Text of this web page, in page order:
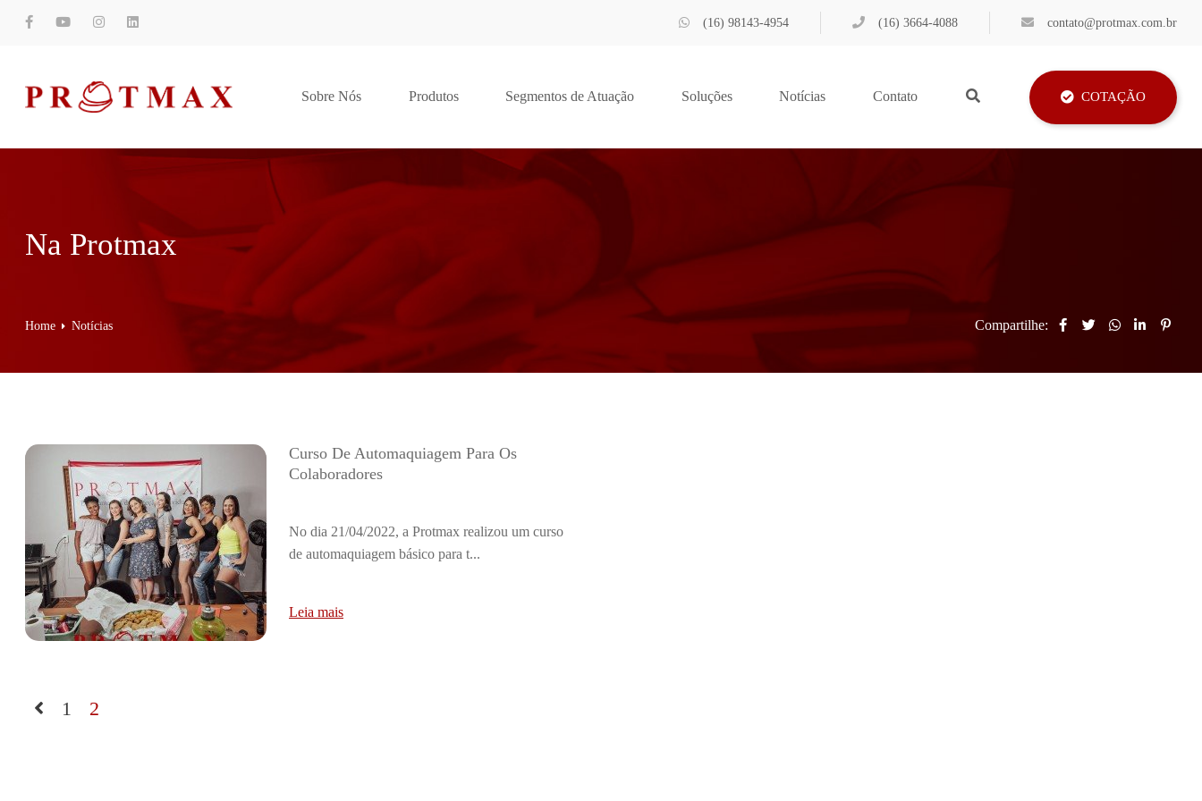
(16) 98143-4954 (16) 3664-4088 contato@protmax.com.br
Sobre Nós Produtos Segmentos de Atuação Soluções Notícias Contato COTAÇÃO
Na Protmax
Home Notícias Compartilhe:
Curso De Automaquiagem Para Os
Colaboradores
No dia 21/04/2022, a Protmax realizou um curso
de automaquiagem básico para t...
Leia mais
1 2